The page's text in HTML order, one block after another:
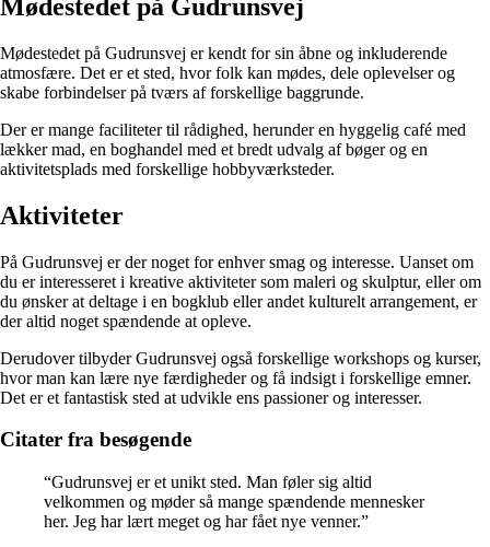
Mødestedet på Gudrunsvej
Mødestedet på Gudrunsvej er kendt for sin åbne og inkluderende
atmosfære. Det er et sted, hvor folk kan mødes, dele oplevelser og
skabe forbindelser på tværs af forskellige baggrunde.
Der er mange faciliteter til rådighed, herunder en hyggelig café med
lækker mad, en boghandel med et bredt udvalg af bøger og en
aktivitetsplads med forskellige hobbyværksteder.
Aktiviteter
På Gudrunsvej er der noget for enhver smag og interesse. Uanset om
du er interesseret i kreative aktiviteter som maleri og skulptur, eller om
du ønsker at deltage i en bogklub eller andet kulturelt arrangement, er
der altid noget spændende at opleve.
Derudover tilbyder Gudrunsvej også forskellige workshops og kurser,
hvor man kan lære nye færdigheder og få indsigt i forskellige emner.
Det er et fantastisk sted at udvikle ens passioner og interesser.
Citater fra besøgende
“Gudrunsvej er et unikt sted. Man føler sig altid
velkommen og møder så mange spændende mennesker
her. Jeg har lært meget og har fået nye venner.”